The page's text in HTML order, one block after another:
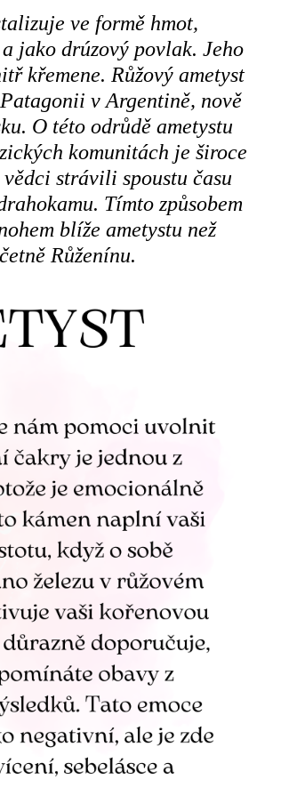
ve formě hmot,
jako drúzový povlak. Jeho
křemene. Růžový ametyst
v Argentině, nově
O této odrůdě ametystu
komunitách je široce
strávili spoustu času
Tímto způsobem
blíže ametystu než
Růženínu.